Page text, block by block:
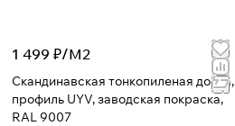
1 499 ₽/М2
Скандинавская тонкопиленая доска,
профиль UYV, заводская покраска,
RAL 9007